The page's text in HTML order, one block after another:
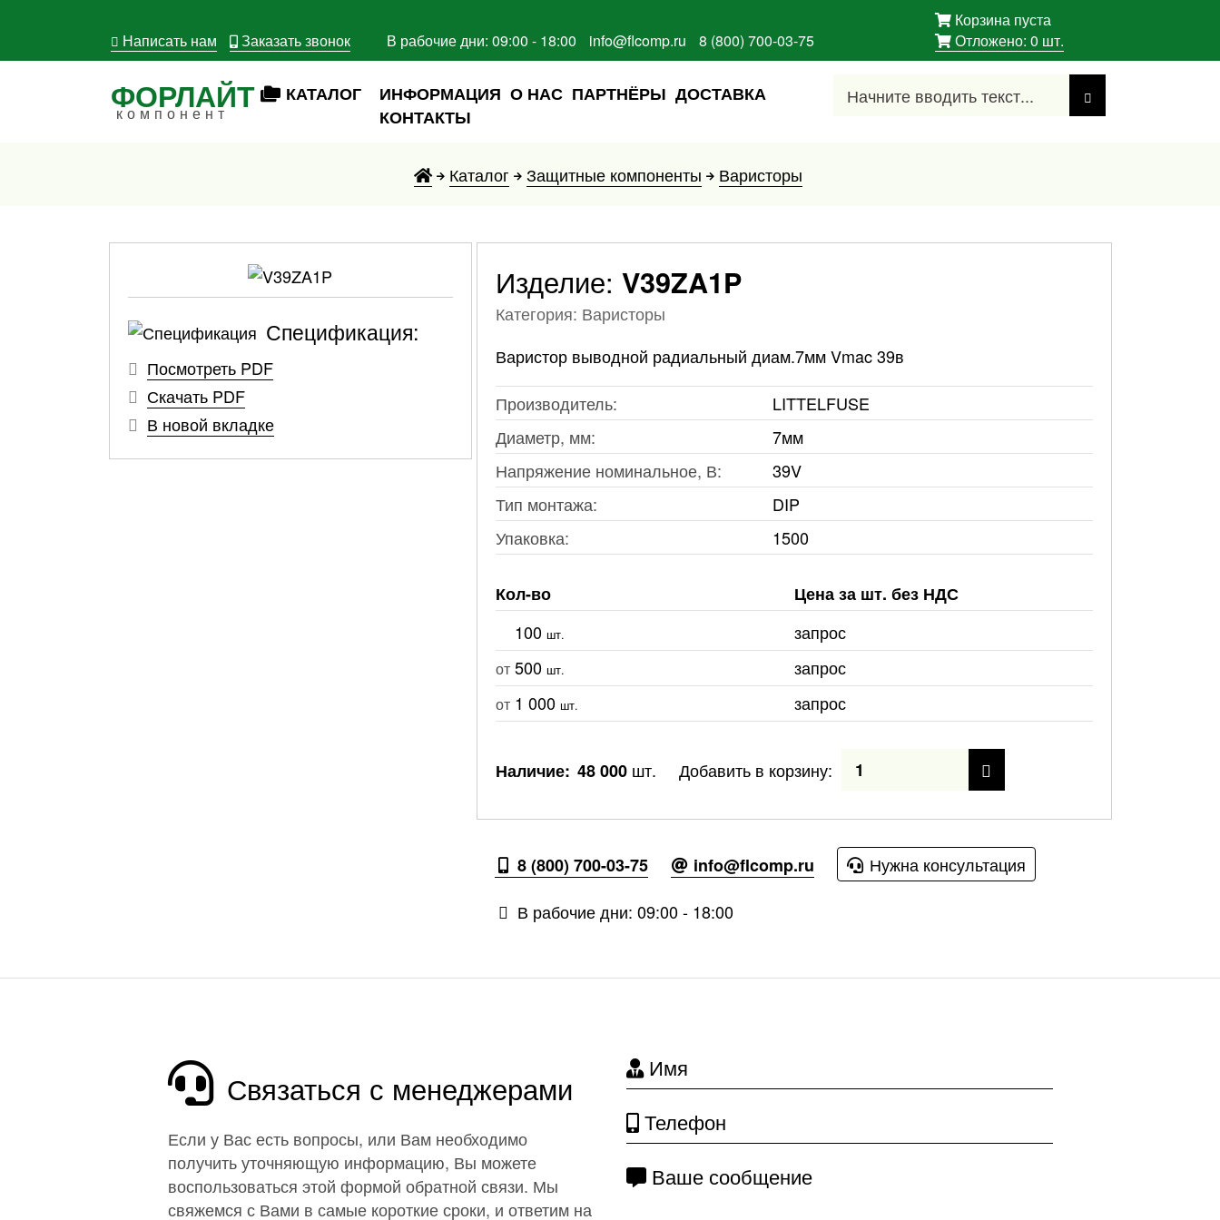
Написать нам Заказать звонок В рабочие дни: 09:00 - 18:00 info@flcomp.ru 8 (800) 700-03-75
Корзина пуста
Отложено: 0 шт.
ФОРЛАЙТ
компонент
КАТАЛОГ ИНФОРМАЦИЯ О НАС ПАРТНЁРЫ ДОСТАВКА
КОНТАКТЫ
Каталог Защитные компоненты Варисторы
Спецификация:
Посмотреть PDF
Скачать PDF
В новой вкладке
Изделие: V39ZA1P
Категория: Варисторы
Варистор выводной радиальный диам.7мм Vmac 39в
Производитель:
LITTELFUSE
Диаметр, мм:
7мм
Напряжение номинальное, В:
39V
Тип монтажа:
DIP
Упаковка:
1500
Кол-во
Цена за шт. без НДС
100 шт. запрос
от500 шт. запрос
от1 000 шт. запрос
Наличие: 48 000шт. Добавить в корзину:
8 (800) 700-03-75 info@flcomp.ru
Нужна консультация
В рабочие дни: 09:00 - 18:00
Связаться с менеджерами
Если у Вас есть вопросы, или Вам необходимо
получить уточняющую информацию, Вы можете
воспользоваться этой формой обратной связи. Мы
свяжемся с Вами в самые короткие сроки, и ответим на
Имя
Телефон
Ваше сообщение